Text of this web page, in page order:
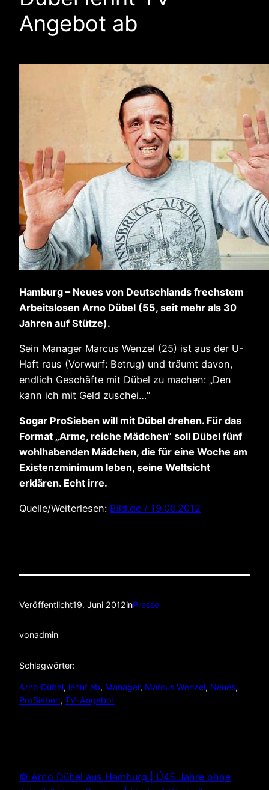
Angebot ab
Hamburg – Neues von Deutschlands frechstem
Arbeitslosen Arno Dübel (55, seit mehr als 30
Jahren auf Stütze).
Sein Manager Marcus Wenzel (25) ist aus der U-​
Haft raus (Vorwurf: Betrug) und träumt davon,
endlich Geschäfte mit Dübel zu machen: „Den
kann ich mit Geld zuschei…“
Sogar ProSieben will mit Dübel drehen. Für das
Format „Arme, reiche Mädchen“ soll Dübel fünf
wohlhabenden Mädchen, die für eine Woche am
Existenzminimum leben, seine Weltsicht
erklären. Echt irre.
Quelle/Weiterlesen: Bild.de / 19.06.2012
Veröffentlicht19. Juni 2012inPresse
vonadmin
Schlagwörter:
Arno Dübel, lehnt ab, Manager, Marcus Wenzel, Neues
ProSieben, TV-Angebot
© Arno Dübel aus Hamburg | Ü45 Jahre ohne